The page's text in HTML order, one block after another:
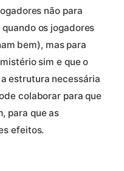
não para
os jogadores
bem), mas para
sim e que o
estrutura necessária
colaborar para que
para que as
efeitos.